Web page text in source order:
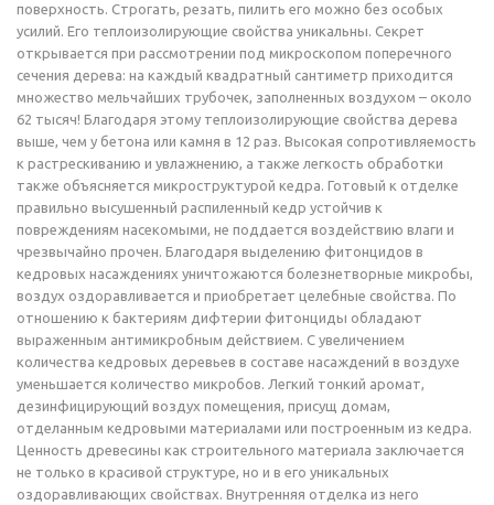
поверхность. Строгать, резать, пилить его можно без особых
усилий. Его теплоизолирующие свойства уникальны. Секрет
открывается при рассмотрении под микроскопом поперечного
сечения дерева: на каждый квадратный сантиметр приходится
множество мельчайших трубочек, заполненных воздухом – около
62 тысяч! Благодаря этому теплоизолирующие свойства дерева
выше, чем у бетона или камня в 12 раз. Высокая сопротивляемость
к растрескиванию и увлажнению, а также легкость обработки
также объясняется микроструктурой кедра. Готовый к отделке
правильно высушенный распиленный кедр устойчив к
повреждениям насекомыми, не поддается воздействию влаги и
чрезвычайно прочен. Благодаря выделению фитонцидов в
кедровых насаждениях уничтожаются болезнетворные микробы,
воздух оздоравливается и приобретает целебные свойства. По
отношению к бактериям дифтерии фитонциды обладают
выраженным антимикробным действием. С увеличением
количества кедровых деревьев в составе насаждений в воздухе
уменьшается количество микробов. Легкий тонкий аромат,
дезинфицирующий воздух помещения, присущ домам,
отделанным кедровыми материалами или построенным из кедра.
Ценность древесины как строительного материала заключается
не только в красивой структуре, но и в его уникальных
оздоравливающих свойствах. Внутренняя отделка из него